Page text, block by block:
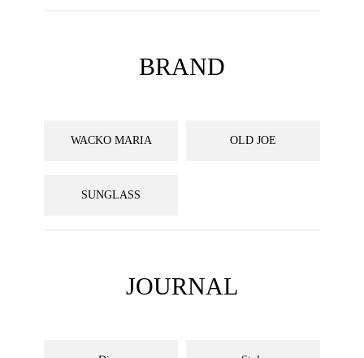
BRAND
WACKO MARIA OLD JOE
SUNGLASS
JOURNAL